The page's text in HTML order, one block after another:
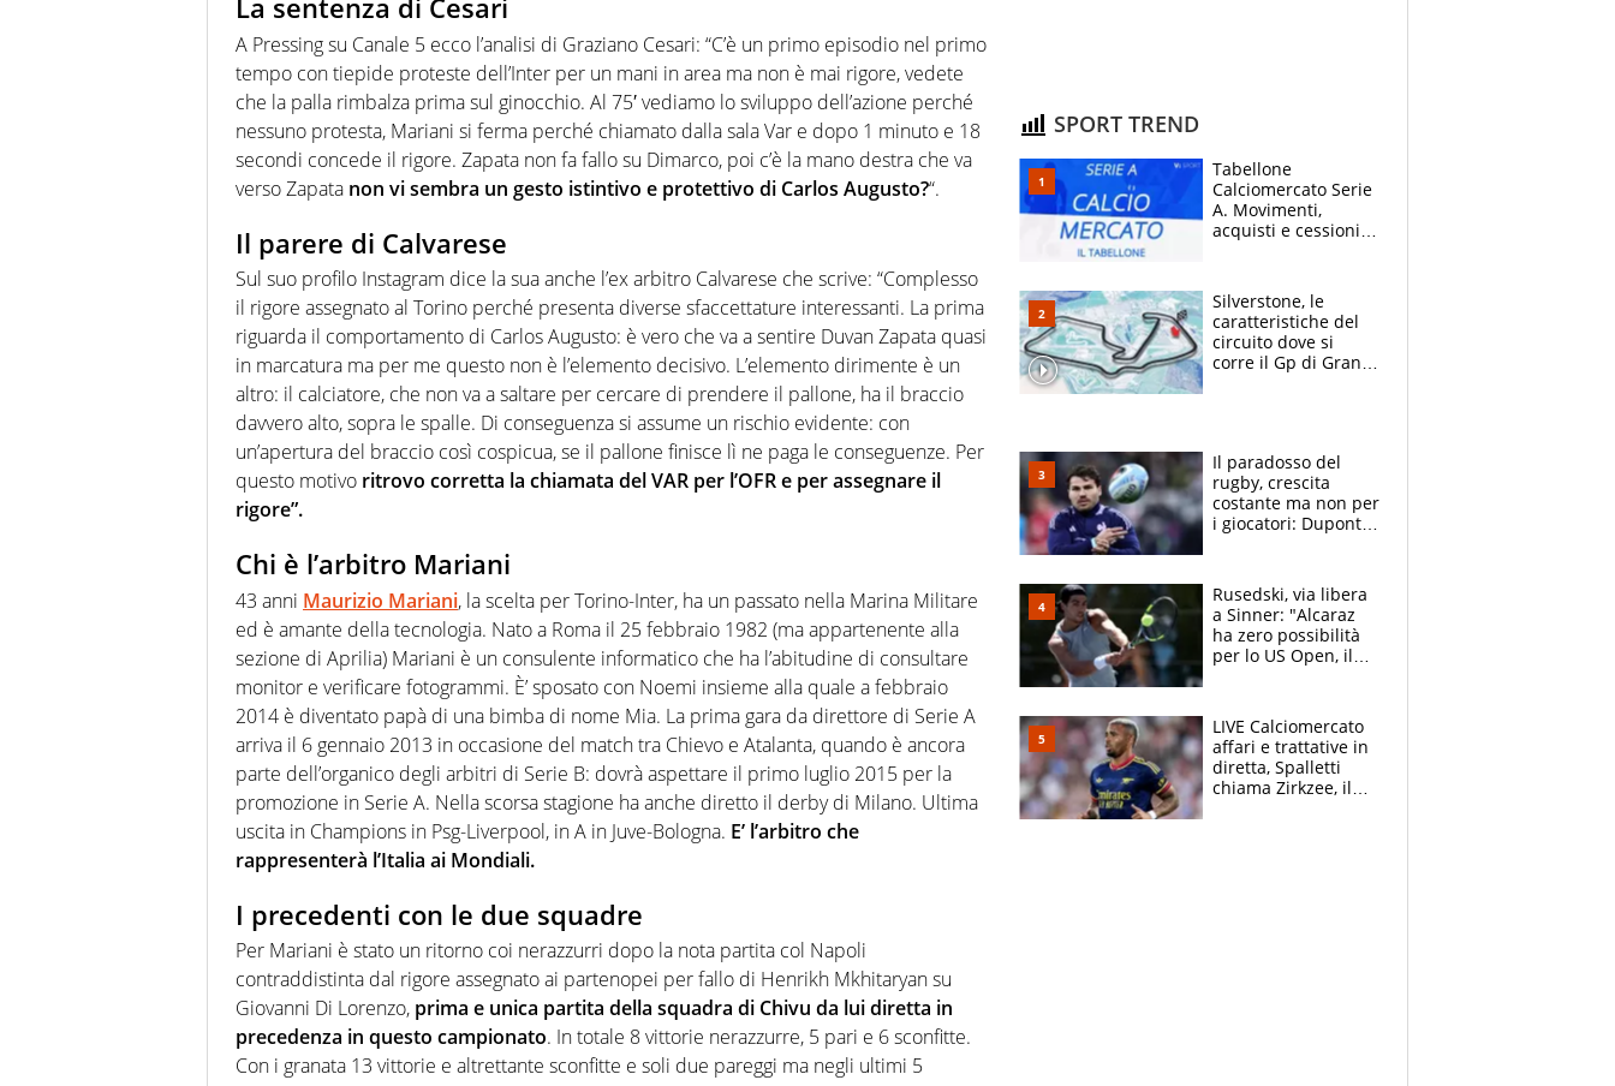
La sentenza di Cesari
A Pressing su Canale 5 ecco l’analisi di Graziano Cesari: “C’è un primo episodio nel primo
tempo con tiepide proteste dell’Inter per un mani in area ma non è mai rigore, vedete
che la palla rimbalza prima sul ginocchio. Al 75′ vediamo lo sviluppo dell’azione perché
nessuno protesta, Mariani si ferma perché chiamato dalla sala Var e dopo 1 minuto e 18
secondi concede il rigore. Zapata non fa fallo su Dimarco, poi c’è la mano destra che va
verso Zapata non vi sembra un gesto istintivo e protettivo di Carlos Augusto?“.
Il parere di Calvarese
Sul suo profilo Instagram dice la sua anche l’ex arbitro Calvarese che scrive: “Complesso
il rigore assegnato al Torino perché presenta diverse sfaccettature interessanti. La prima
riguarda il comportamento di Carlos Augusto: è vero che va a sentire Duvan Zapata quasi
in marcatura ma per me questo non è l’elemento decisivo. L’elemento dirimente è un
altro: il calciatore, che non va a saltare per cercare di prendere il pallone, ha il braccio
davvero alto, sopra le spalle. Di conseguenza si assume un rischio evidente: con
un’apertura del braccio così cospicua, se il pallone finisce lì ne paga le conseguenze. Per
questo motivo ritrovo corretta la chiamata del VAR per l’OFR e per assegnare il
rigore”.
Chi è l’arbitro Mariani
43 anni Maurizio Mariani, la scelta per Torino-Inter, ha un passato nella Marina Militare
ed è amante della tecnologia. Nato a Roma il 25 febbraio 1982 (ma appartenente alla
sezione di Aprilia) Mariani è un consulente informatico che ha l’abitudine di consultare
monitor e verificare fotogrammi. È’ sposato con Noemi insieme alla quale a febbraio
2014 è diventato papà di una bimba di nome Mia. La prima gara da direttore di Serie A
arriva il 6 gennaio 2013 in occasione del match tra Chievo e Atalanta, quando è ancora
parte dell’organico degli arbitri di Serie B: dovrà aspettare il primo luglio 2015 per la
promozione in Serie A. Nella scorsa stagione ha anche diretto il derby di Milano. Ultima
uscita in Champions in Psg-Liverpool, in A in Juve-Bologna. E’ l’arbitro che
rappresenterà l’Italia ai Mondiali.
I precedenti con le due squadre
Per Mariani è stato un ritorno coi nerazzurri dopo la nota partita col Napoli
contraddistinta dal rigore assegnato ai partenopei per fallo di Henrikh Mkhitaryan su
Giovanni Di Lorenzo, prima e unica partita della squadra di Chivu da lui diretta in
precedenza in questo campionato. In totale 8 vittorie nerazzurre, 5 pari e 6 sconfitte.
Con i granata 13 vittorie e altrettante sconfitte e soli due pareggi ma negli ultimi 5
SPORT TREND
Tabellone
Calciomercato Serie
A. Movimenti,
acquisti e cessioni:
Silverstone, le
caratteristiche del
circuito dove si
corre il Gp di Gran
Il paradosso del
rugby, crescita
costante ma non per
i giocatori: Dupont
solo 1,4 milioni
all'anno
Rusedski, via libera
a Sinner: "Alcaraz
ha zero possibilità
per lo US Open, il
LIVE Calciomercato
affari e trattative in
diretta, Spalletti
chiama Zirkzee, il